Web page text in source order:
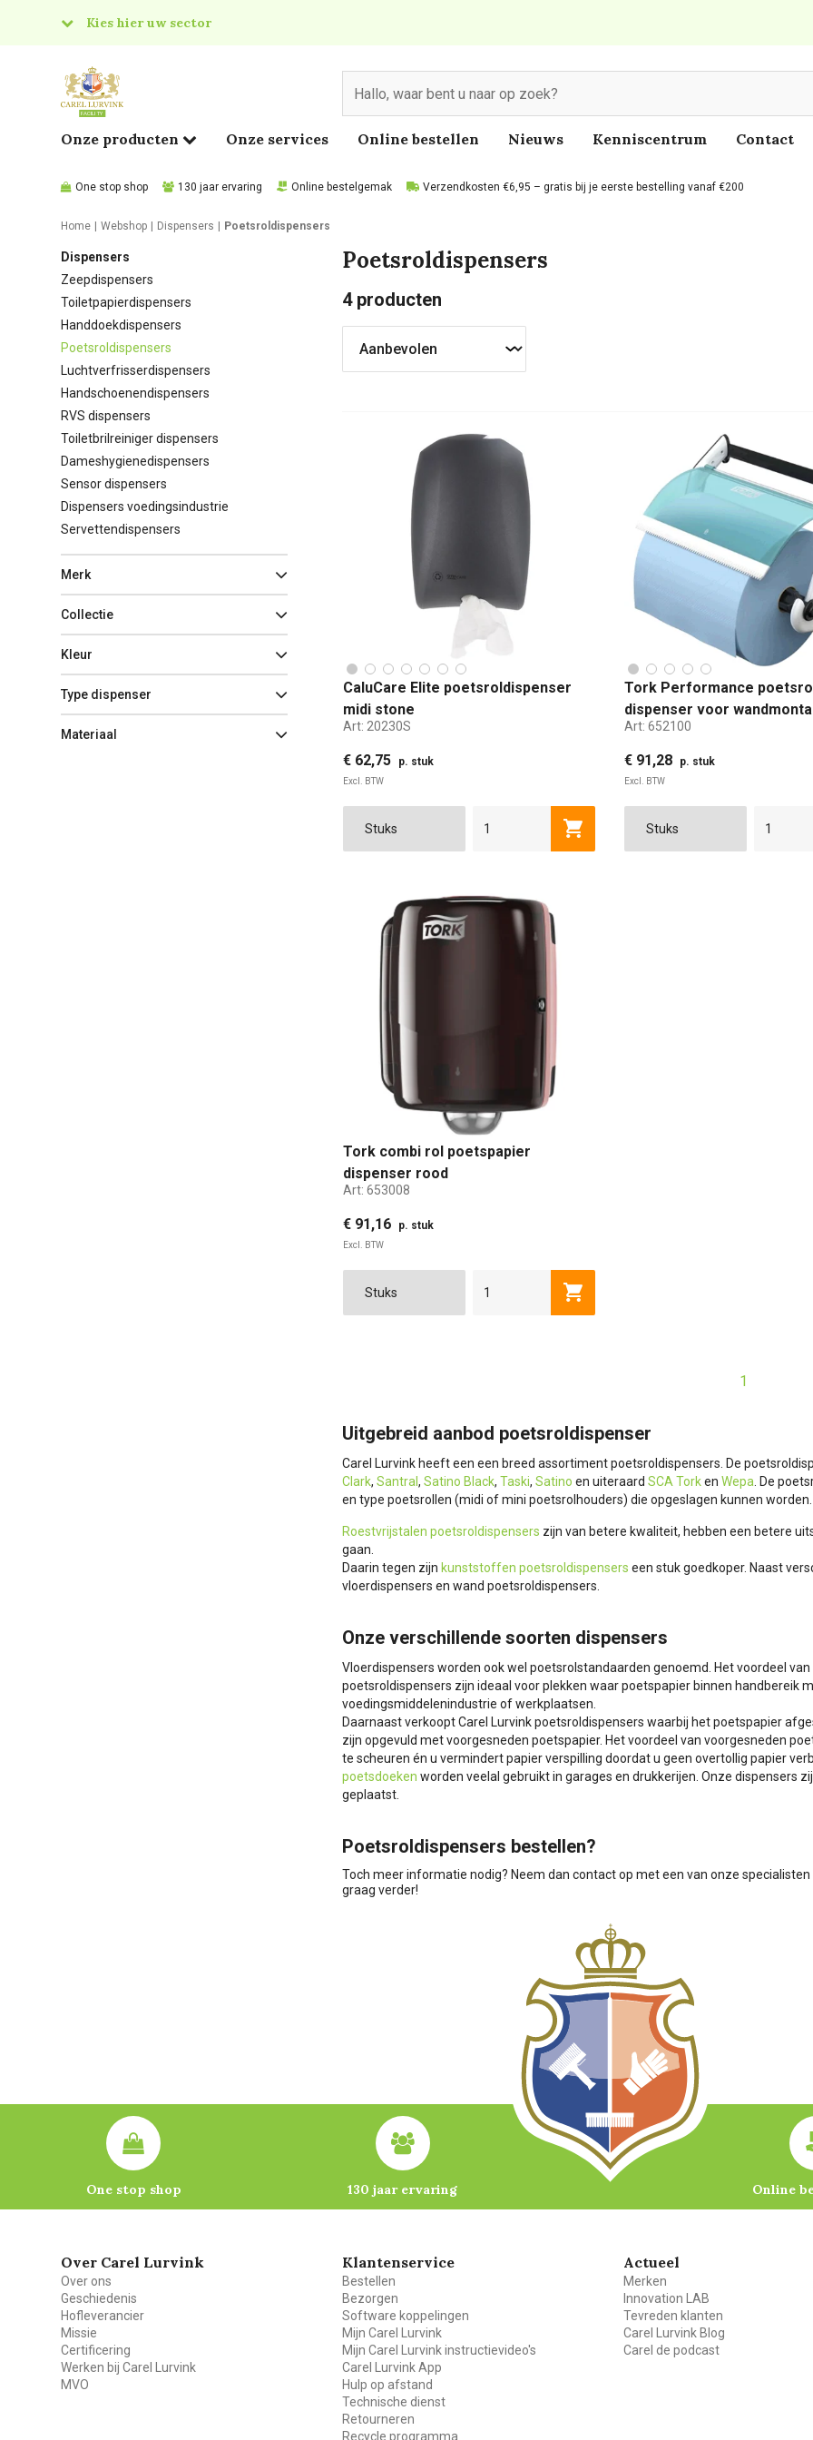
Kies hier uw sector
Food
Onze producten Onze services Online bestellen Nieuws Kenniscentrum Contact
One stop shop 130 jaar ervaring Online bestelgemak Verzendkosten €6,95 – gratis bij je eerste bestelling vanaf €200
Home Webshop Dispensers Poetsroldispensers
Dispensers
Zeepdispensers
Toiletpapierdispensers
Handdoekdispensers
Poetsroldispensers
Luchtverfrisserdispensers
Handschoenendispensers
RVS dispensers
Toiletbrilreiniger dispensers
Dameshygienedispensers
Sensor dispensers
Dispensers voedingsindustrie
Servettendispensers
Merk
Collectie
Kleur
Type dispenser
Materiaal
Poetsroldispensers
4 producten
CaluCare Elite poetsroldispenser
midi stone
Art: 20230S
€ 62,75 p. stuk
Excl. BTW
Toevoegen aan winkelwagen
Tork Performance
dispenser voor
turquoise/wit
Art: 652100
€ 91,28 p. stuk
Excl. BTW
Tork combi rol poetspapier
dispenser rood
Art: 653008
€ 91,16 p. stuk
Excl. BTW
Toevoegen aan winkelwagen
1
Uitgebreid aanbod poetsroldispenser
Carel Lurvink heeft een een breed assortiment poetsroldispensers. De
Clark, Santral , Satino Black, Taski, Satino en uiteraard SCA Torken Wepa . De
en type poetsrollen (midi of mini poetsrolhouders) die opgeslagen kunnen worden.
Roestvrijstalen poetsroldispensers zijn van betere kwaliteit, hebben een betere
gaan.
Daarin tegen zijn kunststoffen poetsroldispensers een stuk goedkoper. Naast
vloerdispensers en wand poetsroldispensers.
Onze verschillende soorten dispensers
Vloerdispensers worden ook wel poetsrolstandaarden genoemd. Het voordeel
poetsroldispensers zijn ideaal voor plekken waar poetspapier binnen handbereik
voedingsmiddelenindustrie of werkplaatsen.
Daarnaast verkoopt Carel Lurvink poetsroldispensers waarbij het poetspapier
zijn opgevuld met voorgesneden poetspapier. Het voordeel van voorgesneden
te scheuren én u vermindert papier verspilling doordat u geen overtollig papier
poetsdoeken worden veelal gebruikt in garages en drukkerijen. Onze dispensers
geplaatst.
Poetsroldispensers bestellen?
Toch meer informatie nodig? Neem dan contact op met een van onze specialisten
graag verder!
One stop shop 130 jaar ervaring Online
Over Carel Lurvink
Over ons
Geschiedenis
Hofleverancier
Missie
Certificering
Werken bij Carel Lurvink
MVO
Klantenservice
Bestellen
Bezorgen
Software koppelingen
Mijn Carel Lurvink
Mijn Carel Lurvink instructievideo's
Carel Lurvink App
Hulp op afstand
Technische dienst
Retourneren
Recycle programma
Actueel
Merken
Innovation LAB
Tevreden klanten
Carel Lurvink Blog
Carel de podcast